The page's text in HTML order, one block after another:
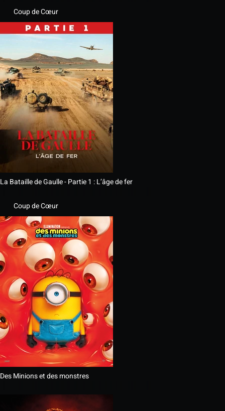
Coup de Cœur
La Bataille de Gaulle - Partie 1 : L’âge de fer
Coup de Cœur
Des Minions et des monstres